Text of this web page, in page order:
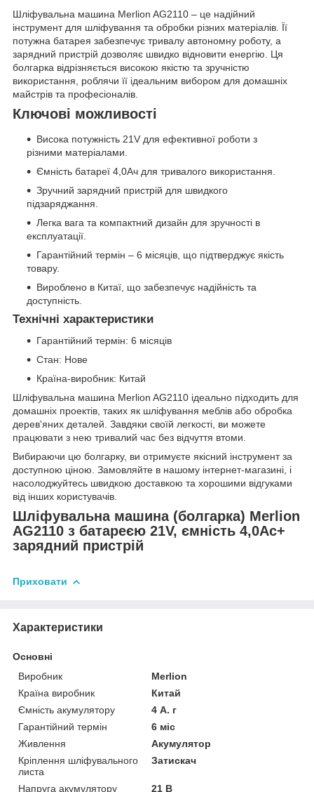
Шліфувальна машина Merlion AG2110 – це надійний
інструмент для шліфування та обробки різних матеріалів. Її
потужна батарея забезпечує тривалу автономну роботу, а
зарядний пристрій дозволяє швидко відновити енергію. Ця
болгарка відрізняється високою якістю та зручністю
використання, роблячи її ідеальним вибором для домашніх
майстрів та професіоналів.
Ключові можливості
Висока потужність 21V для ефективної роботи з
різними матеріалами.
Ємність батареї 4,0Ач для тривалого використання.
Зручний зарядний пристрій для швидкого
підзаряджання.
Легка вага та компактний дизайн для зручності в
експлуатації.
Гарантійний термін – 6 місяців, що підтверджує якість
товару.
Вироблено в Китаї, що забезпечує надійність та
доступність.
Технічні характеристики
Гарантійний термін: 6 місяців
Стан: Нове
Країна-виробник: Китай
Шліфувальна машина Merlion AG2110 ідеально підходить для
домашніх проектів, таких як шліфування меблів або обробка
дерев'яних деталей. Завдяки своїй легкості, ви можете
працювати з нею тривалий час без відчуття втоми.
Вибираючи цю болгарку, ви отримуєте якісний інструмент за
доступною ціною. Замовляйте в нашому інтернет-магазині, і
насолоджуйтесь швидкою доставкою та хорошими відгуками
від інших користувачів.
Шліфувальна машина (болгарка) Merlion
AG2110 з батареєю 21V, ємність 4,0Ас+
зарядний пристрій
Приховати
Характеристики
Основні
Виробник
Merlion
Країна виробник
Китай
Ємність акумулятору
4 А. г
Гарантійний термін
6 міс
Живлення
Акумулятор
Кріплення шліфувального
листа
Затискач
Напруга акумулятору 21 В